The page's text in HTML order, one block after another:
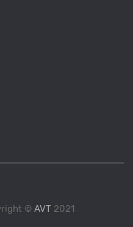
© AVT 2021